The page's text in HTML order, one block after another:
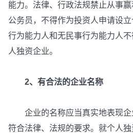
能力。法律、行政法规禁止从事
公务员，不得作为投资人申请设
行为能力人和无民事行为能力人
人独资企业。
2、有合法的企业名称
企业的名称应当真实地表现企
符合法律、法规的要求。就个人